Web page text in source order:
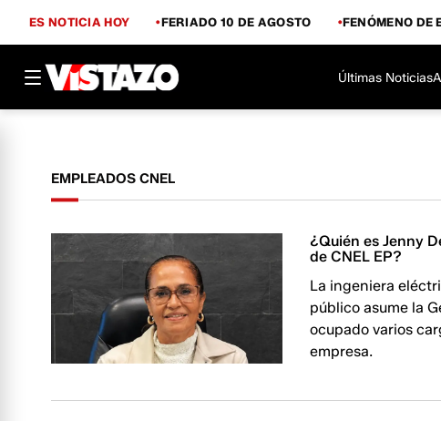
ES NOTICIA HOY FERIADO 10 DE AGOSTO FENÓMENO DE
Últimas Noticias
EMPLEADOS CNEL
¿Quién es Jenny
de CNEL EP?
La ingeniera
público asume la
ocupado varios
empresa.